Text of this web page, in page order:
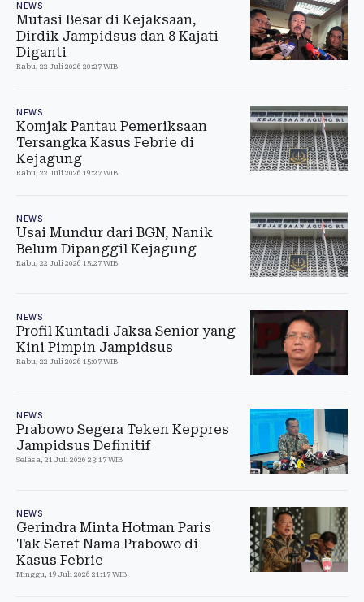
NEWS
Mutasi Besar di Kejaksaan,
Dirdik Jampidsus dan 8 Kajati
Diganti
Rabu, 22 Juli 2026 20:27 WIB
NEWS
Komjak Pantau Pemeriksaan
Tersangka Kasus Febrie di
Kejagung
Rabu, 22 Juli 2026 19:27 WIB
NEWS
Usai Mundur dari BGN, Nanik
Belum Dipanggil Kejagung
Rabu, 22 Juli 2026 15:27 WIB
NEWS
Profil Kuntadi Jaksa Senior yang
Kini Pimpin Jampidsus
Rabu, 22 Juli 2026 15:07 WIB
NEWS
Prabowo Segera Teken Keppres
Jampidsus Definitif
Selasa, 21 Juli 2026 23:17 WIB
NEWS
Gerindra Minta Hotman Paris
Tak Seret Nama Prabowo di
Kasus Febrie
Minggu, 19 Juli 2026 21:17 WIB